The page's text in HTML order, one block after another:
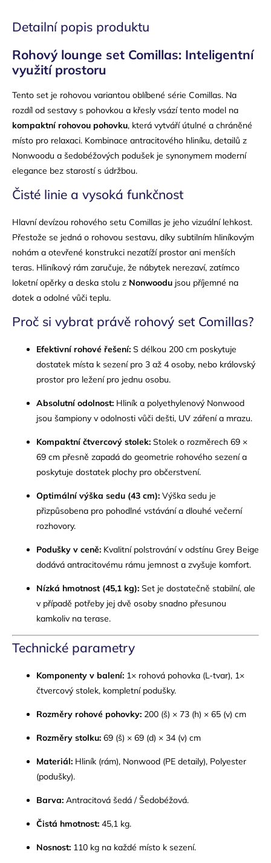
Detailní popis produktu
Rohový lounge set Comillas: Inteligentní
využití prostoru
Tento set je rohovou variantou oblíbené série Comillas. Na
rozdíl od sestavy s pohovkou a křesly vsází tento model na
kompaktní rohovou pohovku, která vytváří útulné a chráněné
místo pro relaxaci. Kombinace antracitového hliníku, detailů z
Nonwoodu a šedobéžových podušek je synonymem moderní
elegance bez starostí s údržbou.
Čisté linie a vysoká funkčnost
Hlavní devízou rohového setu Comillas je jeho vizuální lehkost.
Přestože se jedná o rohovou sestavu, díky subtilním hliníkovým
nohám a otevřené konstrukci nezatíží prostor ani menších
teras. Hliníkový rám zaručuje, že nábytek nerezaví, zatímco
loketní opěrky a deska stolu z Nonwoodu jsou příjemné na
dotek a odolné vůči teplu.
Proč si vybrat právě rohový set Comillas?
Efektivní rohové řešení: S délkou 200 cm poskytuje
dostatek místa k sezení pro 3 až 4 osoby, nebo královský
prostor pro ležení pro jednu osobu.
Absolutní odolnost: Hliník a polyethylenový Nonwood
jsou šampiony v odolnosti vůči dešti, UV záření a mrazu.
Kompaktní čtvercový stolek: Stolek o rozměrech 69 ×
69 cm přesně zapadá do geometrie rohového sezení a
poskytuje dostatek plochy pro občerstvení.
Optimální výška sedu (43 cm): Výška sedu je
přizpůsobena pro pohodlné vstávání a dlouhé večerní
rozhovory.
Podušky v ceně: Kvalitní polstrování v odstínu Grey Beige
dodává antracitovému rámu jemnost a zvyšuje komfort.
Nízká hmotnost (45,1 kg): Set je dostatečně stabilní, ale
v případě potřeby jej dvě osoby snadno přesunou
kamkoliv na terase.
Technické parametry
Komponenty v balení: 1× rohová pohovka (L-tvar), 1×
čtvercový stolek, kompletní podušky.
Rozměry rohové pohovky: 200 (š) × 73 (h) × 65 (v) cm
Rozměry stolku: 69 (š) × 69 (d) × 34 (v) cm
Materiál: Hliník (rám), Nonwood (PE detaily), Polyester
(podušky).
Barva: Antracitová šedá / Šedobéžová.
Čistá hmotnost: 45,1 kg.
Nosnost: 110 kg na každé místo k sezení.